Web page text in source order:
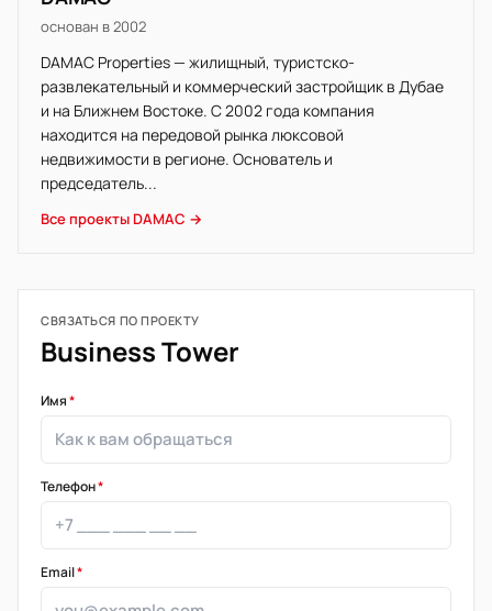
основан в 2002
DAMAC Properties — жилищный, туристско-
развлекательный и коммерческий застройщик в Дубае
и на Ближнем Востоке. С 2002 года компания
находится на передовой рынка люксовой
недвижимости в регионе. Основатель и
председатель...
Все проекты DAMAC →
СВЯЗАТЬСЯ ПО ПРОЕКТУ
Business Tower
Имя*
Телефон*
Email*